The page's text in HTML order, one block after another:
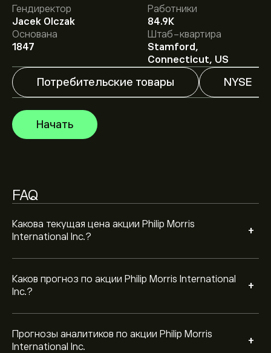
Гендиректор
Jacek Olczak
Работники
84.9K
Основана
1847
Штаб-квартира
Stamford,
Connecticut, US
Потребительские товары NYSE
Начать
FAQ
Какова текущая цена акции Philip Morris
International Inc.?
+
Каков прогноз по акции Philip Morris International
Inc.?
+
Средняя целевая цена акции Philip Morris
International Inc. составляет 189.57‎$‎.
на eToro, чтобы получить
подробные прогнозы и целевые цены от аналитиков.
Прогнозы аналитиков по акции Philip Morris
International Inc.
+
Аналитики предоставляют прогнозы по акции Philip
Morris International Inc., основываясь на рыночных
тенденциях, финансовых отчетах и
предполагаемом росте. Ознакомьтесь с последним
прогнозом для будущих изменений цены.
Согласно рекомендациям 3 аналитиков по PM за
покупка